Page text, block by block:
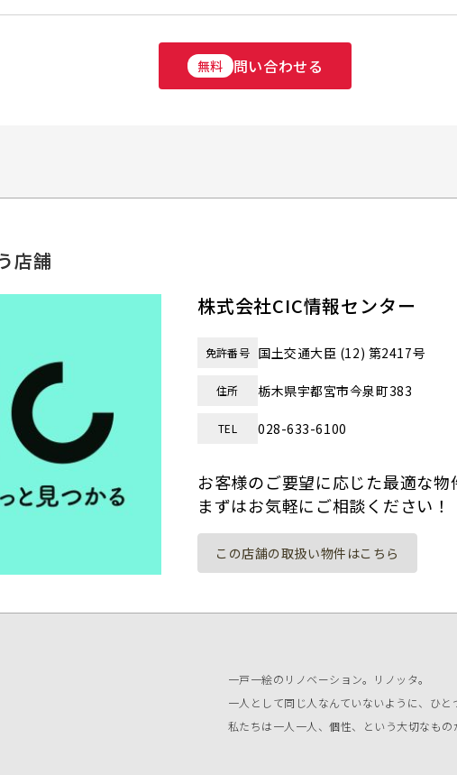
無料 問い合わせる
店舗
株式会社CIC情報センター
免許番号 国土交通大臣 (12) 第2417号
住所 栃木県宇都宮市今泉町383
TEL 028-633-6100
お客様のご要望に応じた最適な
まずはお気軽にご相談ください！
この店舗の取扱い物件はこちら
一戸一絵のリノベーション。リノッタ。
一人として同じ人なんていないように、ひ
私たちは一人一人、個性、という大切なもの